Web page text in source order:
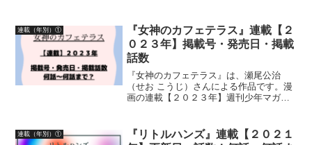
日、掲載話数について詳しく紹介してい
ます
連載（年別）①
『女神のカフェテラス』連載【２
０２３年】掲載号・発売日・掲載
話数
『女神のカフェテラス』は、瀬尾公治
（せお こうじ）さんによる作品です。漫
画の連載【２０２３年】週刊少年マガジ
連載（年別）①
『リトルハンズ』連載【２０２１